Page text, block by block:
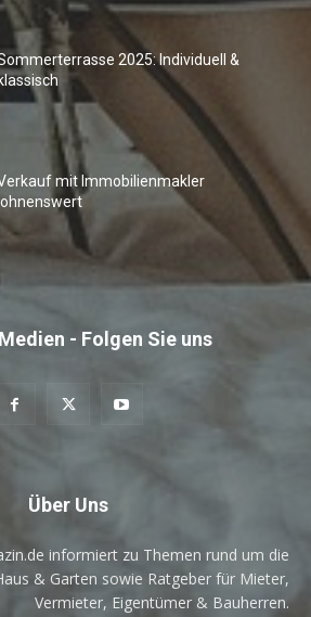
2025: Individuell &
mit Immobilienmakler
lohnenswert
- Folgen Sie uns
Über Uns
informiert zu Themen rund um die
& Garten sowie Ratgeber für Mieter,
Vermieter, Eigentümer & Bauherren.